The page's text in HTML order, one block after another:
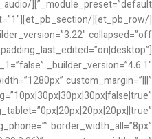
_builder_version=”4.6.1″
custom_margin=”|||”
border_width_all=”8px”